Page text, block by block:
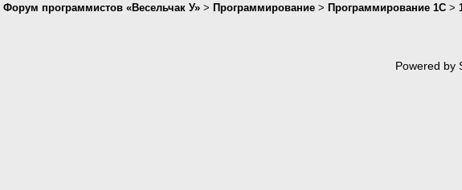
Форум программистов «Весельчак У» > Программирование > Программирование 1С >
Powered by